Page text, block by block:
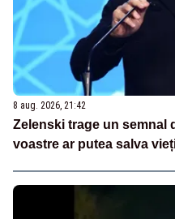
8 aug. 2026, 21:42
Zelenski trage un semnal
voastre ar putea salva